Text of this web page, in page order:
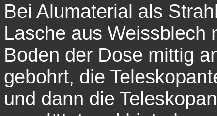
Bei Alumaterial als
Lasche aus Weissblech
Boden der Dose mittig
gebohrt, die
und dann die